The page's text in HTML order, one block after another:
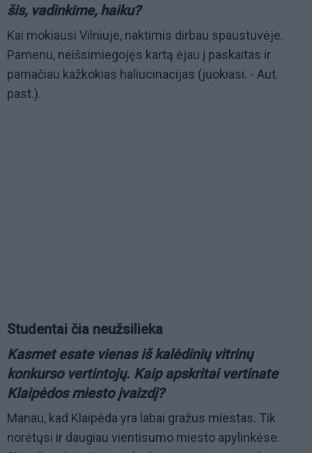
šis, vadinkime, haiku?
Kai mokiausi Vilniuje, naktimis dirbau spaustuvėje.
Pamenu, neišsimiegojęs kartą ėjau į paskaitas ir
pamačiau kažkokias haliucinacijas (juokiasi. - Aut.
past.).
Studentai čia neužsilieka
Kasmet esate vienas iš kalėdinių vitrinų
konkurso vertintojų. Kaip apskritai vertinate
Klaipėdos miesto įvaizdį?
Manau, kad Klaipėda yra labai gražus miestas. Tik
norėtųsi ir daugiau vientisumo miesto apylinkėse.